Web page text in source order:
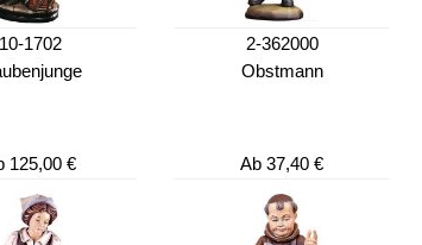
10-1702
125,00 €
2-362000
Obstmann
Ab 37,40 €